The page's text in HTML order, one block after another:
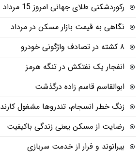
رکوردشکنی طلای جهانی امروز 15 مرداد
نگاهی به قیمت بازار مسکن در مرداد
۸ کشته در تصادف واژگونی خودرو
انفجار یک نفتکش در تنگه هرمز
ابوالقاسم قاسم زاده درگذشت
زنگ خطر انسجام، تندروها مشغول کارند
رضایت از مسکن یعنی زندگی باکیفیت
بیرانوند و فرار از خدمت سربازی